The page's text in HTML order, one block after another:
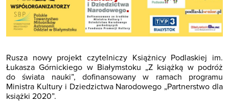
Rusza nowy projekt czytelniczy Książnicy Podlaskiej im.
Łukasza Górnickiego w Białymstoku „Z książką w podróż
do świata nauki”, dofinansowany w ramach programu
Ministra Kultury i Dziedzictwa Narodowego „Partnerstwo dla
książki 2020”.